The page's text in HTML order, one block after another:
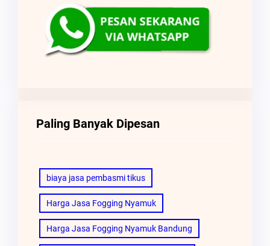
Paling Banyak Dipesan
biaya jasa pembasmi tikus
Harga Jasa Fogging Nyamuk
Harga Jasa Fogging Nyamuk Bandung